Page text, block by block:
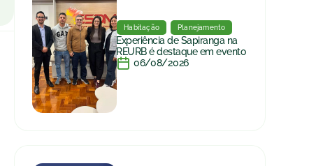
Habitação Planejamento
Experiência de Sapiranga na
REURB é destaque em evento
06/08/2026